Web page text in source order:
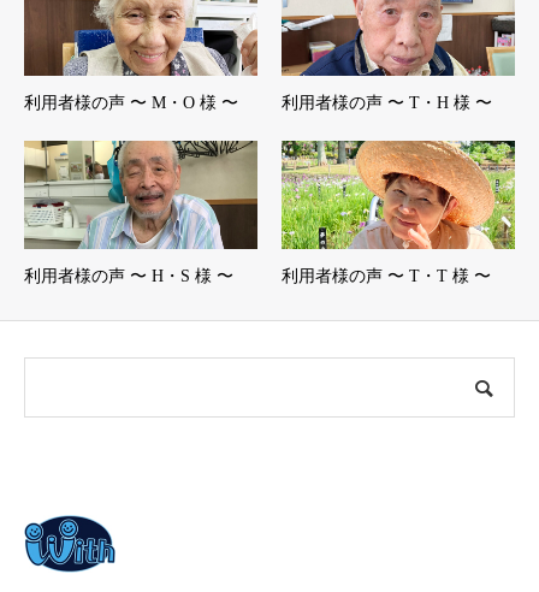
利用者様の声 〜 M・O 様 〜 利用者様の声 〜 T・H 様 〜
利用者様の声 〜 H・S 様 〜 利用者様の声 〜 T・T 様 〜